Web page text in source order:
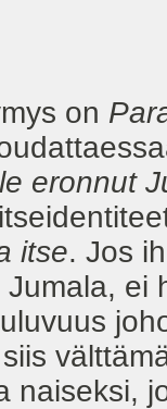
on
eronnut
itse. Jos
naiseksi,